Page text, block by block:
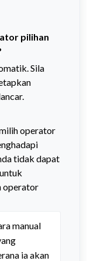
pilihan
Sila
operator
tidak dapat
operator
manual
ia akan